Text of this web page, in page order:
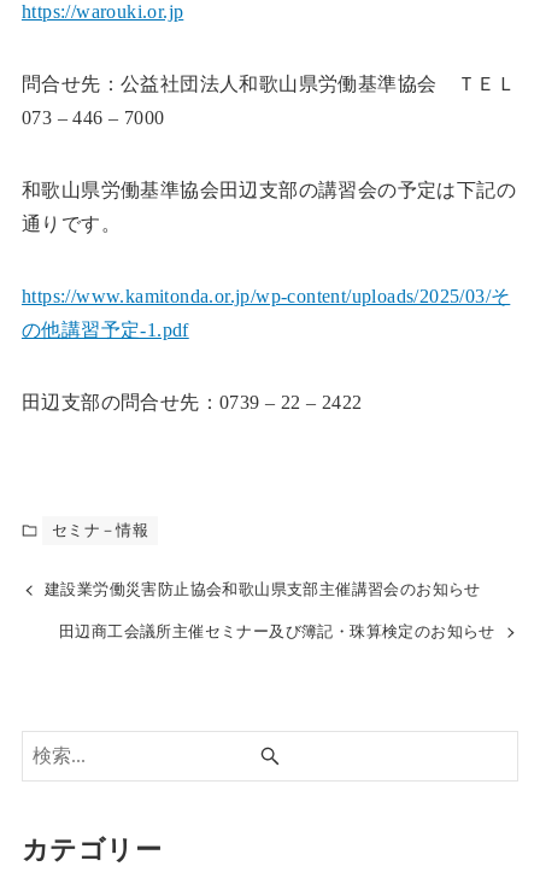
https://warouki.or.jp
問合せ先：公益社団法人和歌山県労働基準協会 ＴＥＬ
073 – 446 – 7000
和歌山県労働基準協会田辺支部の講習会の予定は下記の
通りです。
https://www.kamitonda.or.jp/wp-content/uploads/2025/03/そ
の他講習予定-1.pdf
田辺支部の問合せ先：0739 – 22 – 2422
セミナ－情報
建設業労働災害防止協会和歌山県支部主催講習会のお知らせ
田辺商工会議所主催セミナー及び簿記・珠算検定のお知らせ
カテゴリー